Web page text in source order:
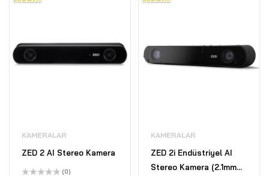
KAMERALAR
ZED 2 AI Stereo Kamera
(0)
KAMERALAR
ZED 2i Endüstriyel AI
Stereo Kamera (2.1mm